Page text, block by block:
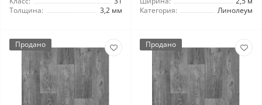
Толщина:
3,2 мм
Категория:
Линолеум
Продано Продано